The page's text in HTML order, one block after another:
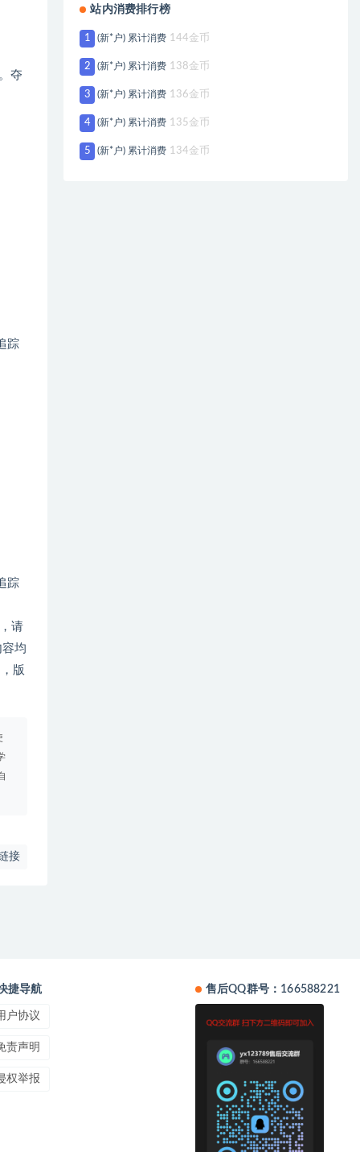
夺
踪
踪
请
均
版
接
站内消费排行榜
1 (新*户) 累计消费 144金币
2 (新*户) 累计消费 138金币
3 (新*户) 累计消费 136金币
4 (新*户) 累计消费 135金币
5 (新*户) 累计消费 134金币
捷导航
户协议
责声明
权举报
售后QQ群号：166588221